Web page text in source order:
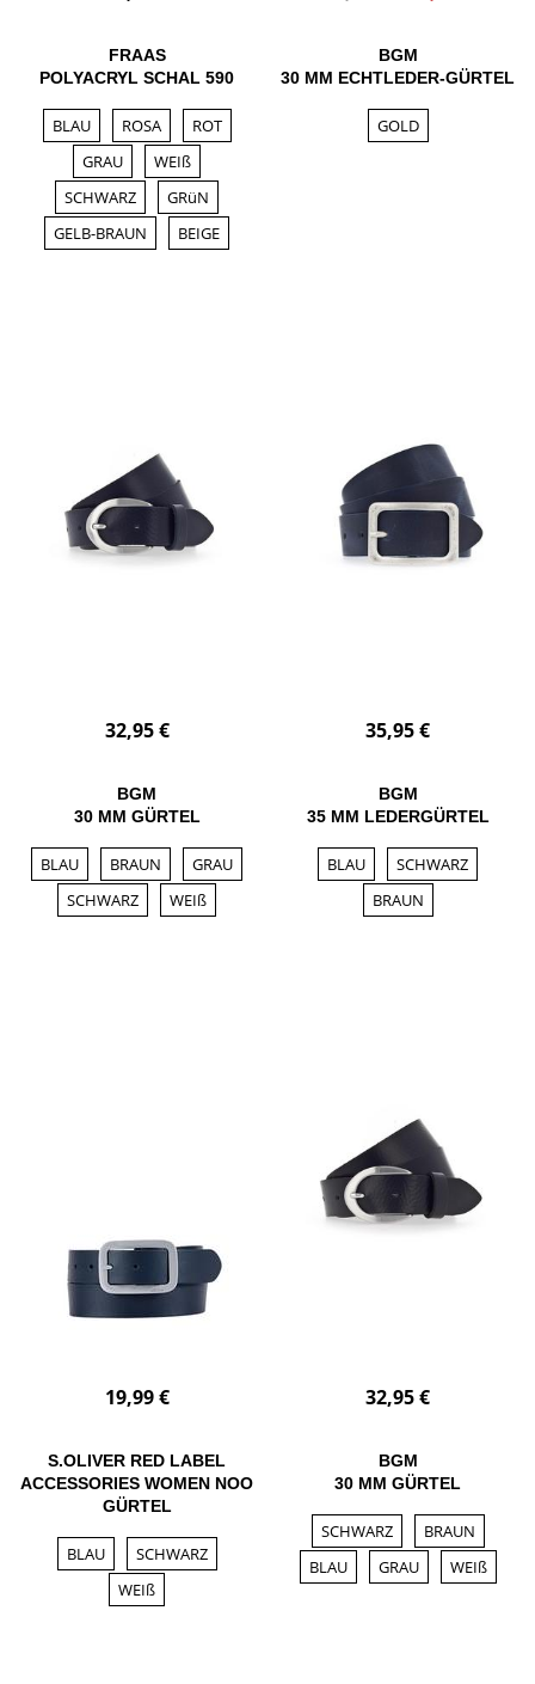
FRAAS
POLYACRYL SCHAL 590
BLAU ROSA
ROT
GRAU
WEIß
SCHWARZ
GRüN
GELB-BRAUN
BEIGE
BGM
30 MM ECHTLEDER-GÜRTEL
GOLD
32,95 €
BGM
30 MM GÜRTEL
BLAU BRAUN
GRAU
SCHWARZ
WEIß
35,95 €
BGM
35 MM LEDERGÜRTEL
BLAU
SCHWARZ
BRAUN
19,99 €
S.OLIVER RED LABEL
ACCESSORIES WOMEN NOO
GÜRTEL
BLAU
SCHWARZ
WEIß
32,95 €
BGM
30 MM GÜRTEL
SCHWARZ
BRAUN
BLAU
GRAU WEIß